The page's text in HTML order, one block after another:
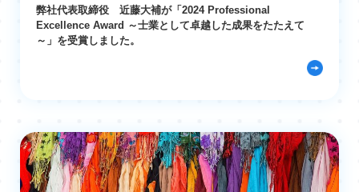
弊社代表取締役 近藤大補が「2024 Professional
Excellence Award ～士業として卓越した成果をたたえて
～」を受賞しました。